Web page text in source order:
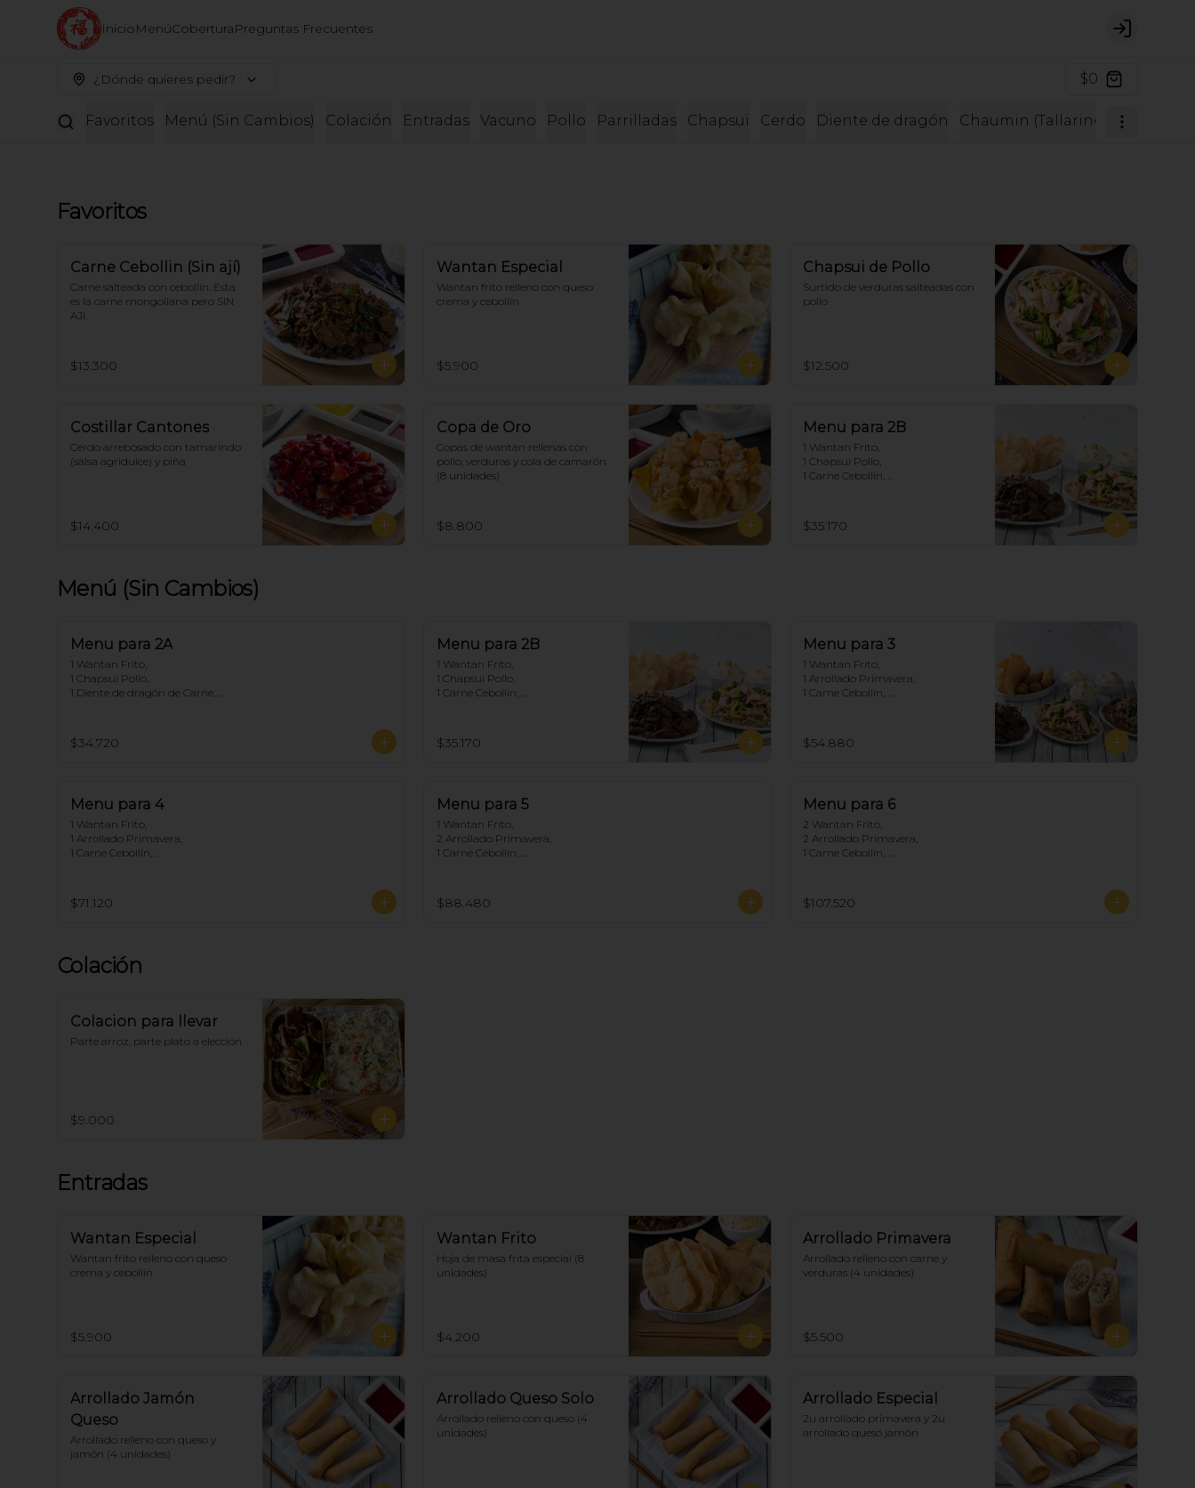
InicioMenúCoberturaPreguntas Frecuentes Login
¿Dónde quieres pedir? $0
Favoritos Menú (Sin Cambios) Colación Entradas Vacuno Pollo Parrilladas Chapsui Cerdo Diente de dragón Chaumin (Tallarines)
Favoritos
Carne Cebollin (Sin ají)
Carne salteada con cebollín. Esta
es la carne mongoliana pero SIN
AJI.
$13.300
Wantan Especial
Wantan frito relleno con queso
crema y cebollín
$5.900
Chapsui de Pollo
Surtido de verduras salteadas con
pollo
$12.500
Costillar Cantones
Cerdo arrebosado con tamarindo
(salsa agridulce) y piña
$14.400
Copa de Oro
Copas de wantan rellenas con
pollo, verduras y cola de camarón
(8 unidades)
$8.800
Menu para 2B
1 Wantan Frito,
1 Chapsui Pollo,
1 Carne Cebollín,
$35.170
Menú (Sin Cambios)
Menu para 2A
1 Wantan Frito,
1 Chapsui Pollo,
1 Diente de dragón de Carne,
$34.720
Menu para 2B
1 Wantan Frito,
1 Chapsui Pollo,
1 Carne Cebollín,
$35.170
Menu para 3
1 Wantan Frito,
1 Arrollado Primavera,
1 Carne Cebollín,
3 Arroz Chaufan
$54.880
Menu para 4
1 Wantan Frito,
1 Arrollado Primavera,
1 Carne Cebollín,
1 Pollo Cebollín,
4 Arroz Chaufan
$71.120
Menu para 5
1 Wantan Frito,
2 Arrollado Primavera,
1 Carne Cebollín,
1 Arrollado de Marisco,
1 Pollo Cebollín,
$88.480
Menu para 6
2 Wantan Frito,
2 Arrollado Primavera,
1 Carne Cebollín,
1 Chapsui Especial,
1 Arrollado de Marisco,
$107.520
Colación
Colacion para llevar
Parte arroz, parte plato a elección
$9.000
Entradas
Wantan Especial
Wantan frito relleno con queso
crema y cebollín
$5.900
Wantan Frito
Hoja de masa frita especial (8
unidades)
$4.200
Arrollado Primavera
Arrollado relleno con carne y
verduras (4 unidades)
$5.500
Arrollado Jamón
Queso
Arrollado relleno con queso y
jamón (4 unidades)
Arrollado Queso Solo
Arrollado relleno con queso (4
unidades)
Arrollado Especial
2u arrollado primavera y 2u
arrollado queso jamón